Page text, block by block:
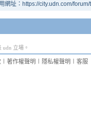
網址：https://city.udn.com/
立場。
著作權聲明 隱私權聲明 客服